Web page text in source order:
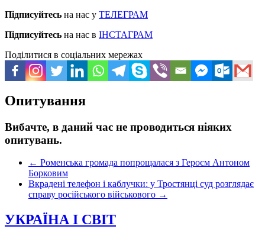
Підписуйтесь на нас у ТЕЛЕГРАМ
Підписуйтесь на нас в ІНСТАГРАМ
Поділитися в соціальних мережах
Опитування
Вибачте, в даний час не проводиться ніяких
опитувань.
← Роменська громада попрощалася з Героєм Антоном
Борковим
Вкрадені телефон і каблучки: у Тростянці суд розглядає
справу російського військового →
УКРАЇНА І СВІТ